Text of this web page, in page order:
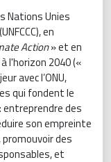
Nations Unies
en
Action» et en
l'horizon 2040 («
avec l’ONU,
qui fondent le
entreprendre des
son empreinte
des
et